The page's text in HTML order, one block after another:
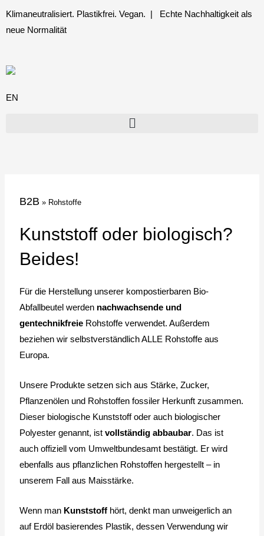
Klimaneutralisiert. Plastikfrei. Vegan. | Echte Nachhaltigkeit als
neue Normalität
EN
B2B » Rohstoffe
Kunststoff oder biologisch?
Beides!
Für die Herstellung unserer kompostierbaren Bio-
Abfallbeutel werden nachwachsende und
gentechnikfreie Rohstoffe verwendet. Außerdem
beziehen wir selbstverständlich ALLE Rohstoffe aus
Europa.
Unsere Produkte setzen sich aus Stärke, Zucker,
Pflanzenölen und Rohstoffen fossiler Herkunft zusammen.
Dieser biologische Kunststoff oder auch biologischer
Polyester genannt, istvollständig abbaubar. Das ist
auch offiziell vom Umweltbundesamt bestätigt. Er wird
ebenfalls aus pflanzlichen Rohstoffen hergestellt – in
unserem Fall aus Maisstärke.
Wenn man Kunststoff hört, denkt man unweigerlich an
auf Erdöl basierendes Plastik, dessen Verwendung wir